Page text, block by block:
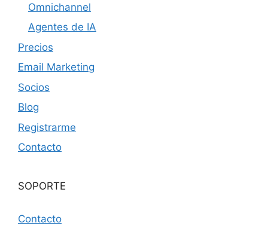
Omnichannel
Agentes de IA
Precios
Email Marketing
Socios
Blog
Registrarme
Contacto
SOPORTE
Contacto